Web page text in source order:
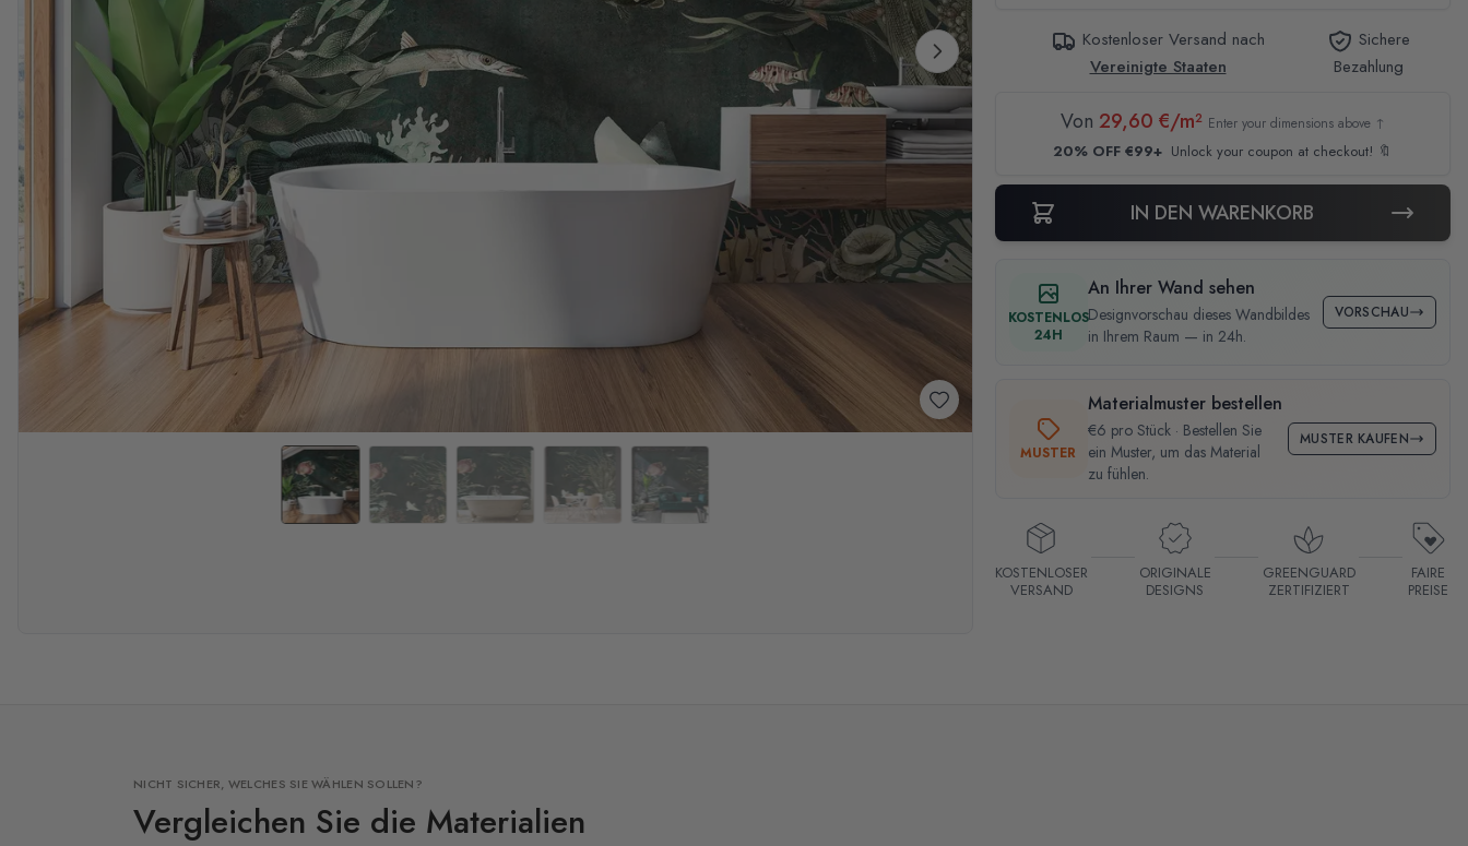
Kostenloser Versand nach
Vereinigte Staaten
Sichere
Bezahlung
Von 29,60 €/m² Enter your dimensions above ↑
20% OFF €99+ Unlock your coupon at checkout! 🔖
IN DEN WARENKORB
KOSTENLOS
24H
An Ihrer Wand sehen
Designvorschau dieses Wandbildes
in Ihrem Raum — in 24h.
VORSCHAU
MUSTER
Materialmuster bestellen
€6 pro Stück · Bestellen Sie
ein Muster, um das Material
zu fühlen.
MUSTER KAUFEN
KOSTENLOSER
VERSAND
ORIGINALE
DESIGNS
GREENGUARD
ZERTIFIZIERT
FAIRE
PREISE
NICHT SICHER, WELCHES SIE WÄHLEN SOLLEN?
Vergleichen Sie die Materialien